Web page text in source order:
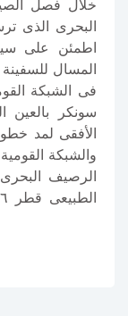
خلال فصل
البحرى الذى
اطمئن على
المسال
فى الشبكة
سونكر بالعين
الأفقى لمد
والشبكة
الرصيف البحرى